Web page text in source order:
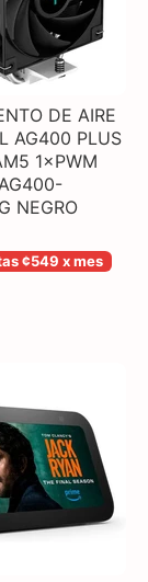
DE AIRE
AG400 PLUS
1×PWM
NEGRO
¢549 x mes